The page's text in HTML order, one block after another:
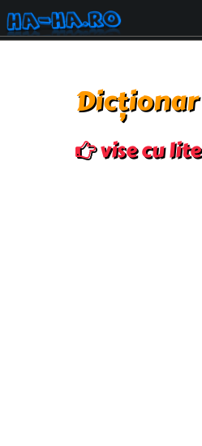
Dicționar
vise cu